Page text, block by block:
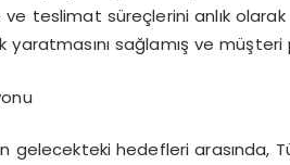
teslimat süreçlerini anlık olarak
yaratmasını sağlamış ve
gelecekteki hedefleri